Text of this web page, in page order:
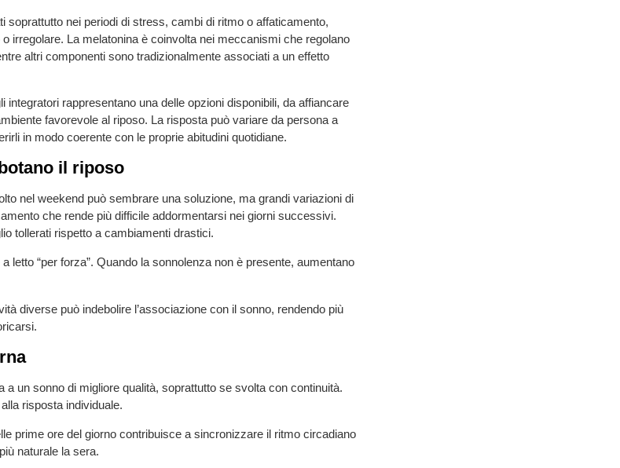
soprattutto nei periodi di stress, cambi di ritmo o affaticamento,
irregolare. La melatonina è coinvolta nei meccanismi che regolano
altri componenti sono tradizionalmente associati a un effetto
integratori rappresentano una delle opzioni disponibili, da affiancare
favorevole al riposo. La risposta può variare da persona a
in modo coerente con le proprie abitudini quotidiane.
il riposo
nel weekend può sembrare una soluzione, ma grandi variazioni di
che rende più difficile addormentarsi nei giorni successivi.
tollerati rispetto a cambiamenti drastici.
letto “per forza”. Quando la sonnolenza non è presente, aumentano
diverse può indebolire l’associazione con il sonno, rendendo più
a un sonno di migliore qualità, soprattutto se svolta con continuità.
alla risposta individuale.
prime ore del giorno contribuisce a sincronizzare il ritmo circadiano
naturale la sera.